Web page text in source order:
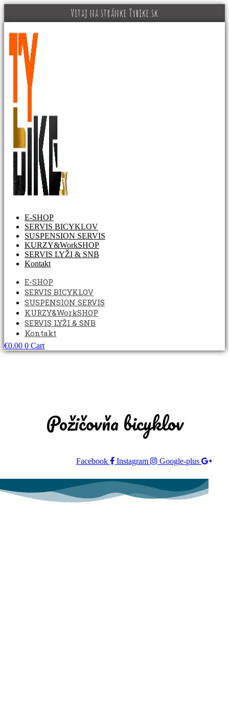
Vitaj na stránke Tybike.sk
E-SHOP
SERVIS BICYKLOV
SUSPENSION SERVIS
KURZY&WorkSHOP
SERVIS LYŽI & SNB
Kontakt
E-SHOP
SERVIS BICYKLOV
SUSPENSION SERVIS
KURZY&WorkSHOP
SERVIS LYŽI & SNB
Kontakt
€0.00 0 Cart
Požičovňa bicyklov
Facebook Instagram Google-plus